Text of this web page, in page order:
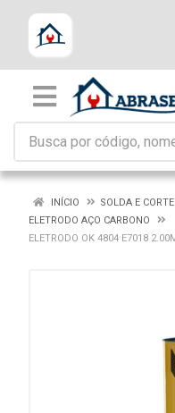
INÍCIO
SOLDA E CORTE
ELETRODO AÇO CARBONO
ELETRODO OK 4804 E7018